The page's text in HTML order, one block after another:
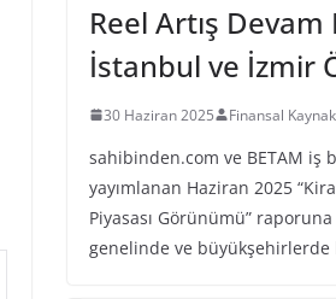
Reel Artış Devam
İstanbul ve İzmir
30 Haziran 2025 Finansal Kaynak
sahibinden.com ve BETAM iş
yayımlanan Haziran 2025
Piyasası Görünümü”
genelinde ve büyükşehirlerde